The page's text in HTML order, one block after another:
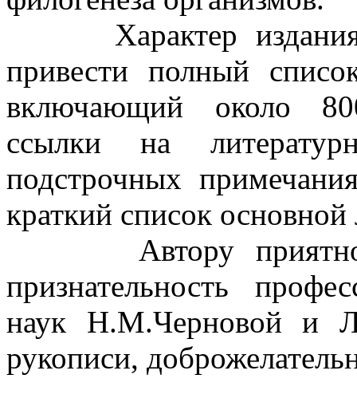
Характер издания,
привести полный
включающий около
ссылки на
подстрочных
краткий список основной
Автору приятно
признательность
наук Н.М.Черновой и
рукописи,